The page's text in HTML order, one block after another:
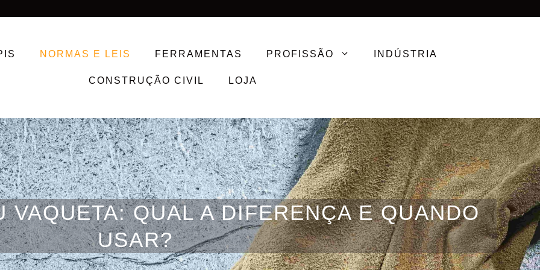
NORMAS E LEIS FERRAMENTAS PROFISSÃO INDÚSTRIA
CONSTRUÇÃO CIVIL LOJA
VAQUETA: QUAL A DIFERENÇA E QUANDO
USAR?